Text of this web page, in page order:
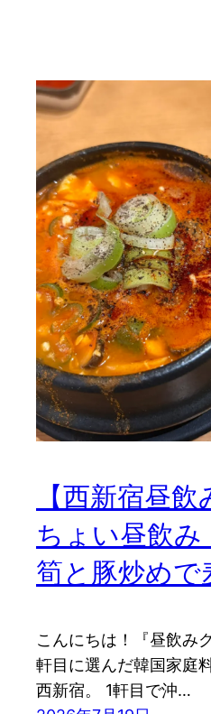
【西新宿昼
ちょい昼飲み
筍と豚炒めで
こんにちは！『昼飲み
軒目に選んだ韓国家庭
西新宿。 1軒目で沖…